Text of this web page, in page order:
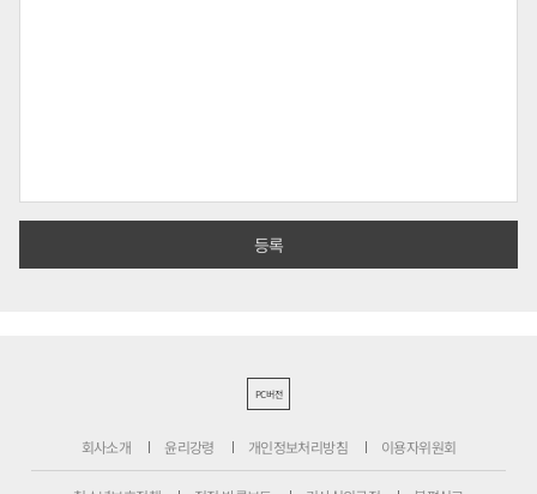
PC버전
회사소개 윤리강령 개인정보처리방침 이용자위원회